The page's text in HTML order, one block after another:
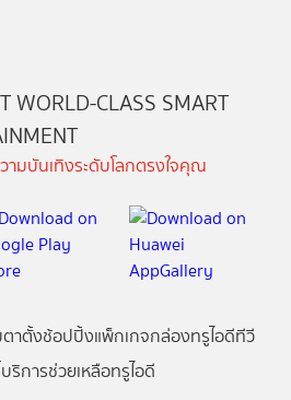
WORLD-CLASS SMART
มบันเทิงระดับโลกตรงใจคุณ
ตาตั้งช้อปปิ้งแพ็กเกจกล่องทรูไอดีทีวี
บริการช่วยเหลือทรูไอดี